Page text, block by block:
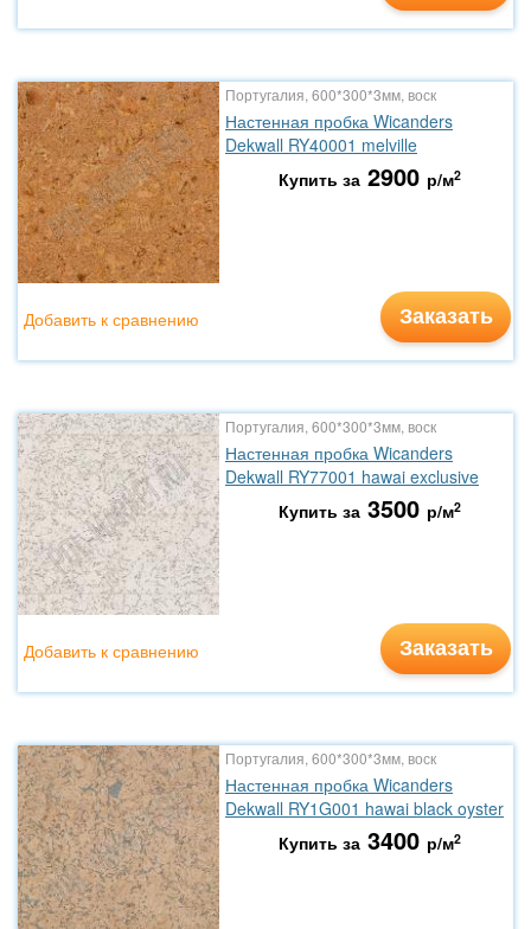
Португалия, 600*300*3мм, воск
Настенная пробка Wicanders
Dekwall RY40001 melville
Купить за 2900 р/м2
Заказать
Добавить к сравнению
Португалия, 600*300*3мм, воск
Настенная пробка Wicanders
Dekwall RY77001 hawai exclusive
Купить за 3500 р/м2
Заказать
Добавить к сравнению
Португалия, 600*300*3мм, воск
Настенная пробка Wicanders
Dekwall RY1G001 hawai black oyster
Купить за 3400 р/м2